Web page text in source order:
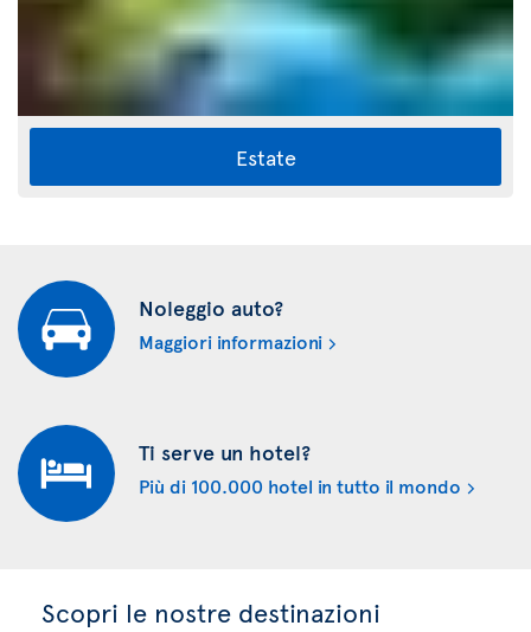
Estate
Noleggio auto?
Maggiori informazioni
Ti serve un hotel?
Più di 100.000 hotel in tutto il mondo
Scopri le nostre destinazioni